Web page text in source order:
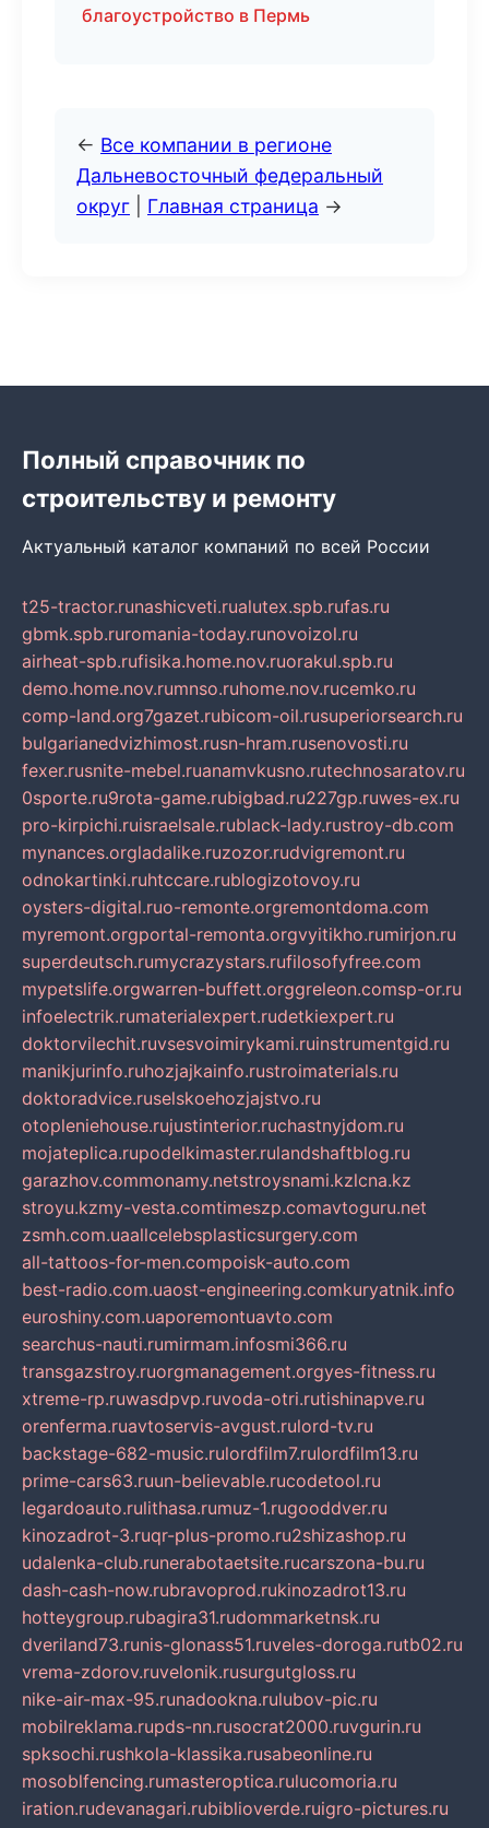
благоустройство в Пермь
← Все компании в регионе
Дальневосточный федеральный
округ
Главная страница →
Полный справочник по
строительству и ремонту
Актуальный каталог компаний по всей России
t25-tractor.runashicveti.rualutex.spb.rufas.ru
gbmk.spb.ruromania-today.runovoizol.ru
airheat-spb.rufisika.home.nov.ruorakul.spb.ru
demo.home.nov.rumnso.ruhome.nov.rucemko.ru
comp-land.org7gazet.rubicom-oil.rusuperiorsearch.ru
bulgarianedvizhimost.rusn-hram.rusenovosti.ru
fexer.rusnite-mebel.ruanamvkusno.rutechnosaratov.ru
0sporte.ru9rota-game.rubigbad.ru227gp.ruwes-ex.ru
pro-kirpichi.ruisraelsale.rublack-lady.rustroy-db.com
mynances.orgladalike.ruzozor.rudvigremont.ru
odnokartinki.ruhtccare.rublogizotovoy.ru
oysters-digital.ruo-remonte.orgremontdoma.com
myremont.orgportal-remonta.orgvyitikho.rumirjon.ru
superdeutsch.rumycrazystars.rufilosofyfree.com
mypetslife.orgwarren-buffett.orggreleon.comsp-or.ru
infoelectrik.rumaterialexpert.rudetkiexpert.ru
doktorvilechit.ruvsesvoimirykami.ruinstrumentgid.ru
manikjurinfo.ruhozjajkainfo.rustroimaterials.ru
doktoradvice.ruselskoehozjajstvo.ru
otopleniehouse.rujustinterior.ruchastnyjdom.ru
mojateplica.rupodelkimaster.rulandshaftblog.ru
garazhov.commonamy.netstroysnami.kzlcna.kz
stroyu.kzmy-vesta.comtimeszp.comavtoguru.net
zsmh.com.uaallcelebsplasticsurgery.com
all-tattoos-for-men.compoisk-auto.com
best-radio.com.uaost-engineering.comkuryatnik.info
euroshiny.com.uaporemontuavto.com
searchus-nauti.rumirmam.infosmi366.ru
transgazstroy.ruorgmanagement.orgyes-fitness.ru
xtreme-rp.ruwasdpvp.ruvoda-otri.rutishinapve.ru
orenferma.ruavtoservis-avgust.rulord-tv.ru
backstage-682-music.rulordfilm7.rulordfilm13.ru
prime-cars63.ruun-believable.rucodetool.ru
legardoauto.rulithasa.rumuz-1.rugooddver.ru
kinozadrot-3.ruqr-plus-promo.ru2shizashop.ru
udalenka-club.runerabotaetsite.rucarszona-bu.ru
dash-cash-now.rubravoprod.rukinozadrot13.ru
hotteygroup.rubagira31.rudommarketnsk.ru
dveriland73.runis-glonass51.ruveles-doroga.rutb02.ru
vrema-zdorov.ruvelonik.rusurgutgloss.ru
nike-air-max-95.runadookna.rulubov-pic.ru
mobilreklama.rupds-nn.rusocrat2000.ruvgurin.ru
spksochi.rushkola-klassika.rusabeonline.ru
mosoblfencing.rumasteroptica.rulucomoria.ru
iration.rudevanagari.rubiblioverde.ruigro-pictures.ru